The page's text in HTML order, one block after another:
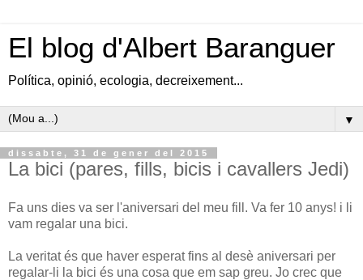
El blog d'Albert Baranguer
Política, opinió, ecologia, decreixement...
▼
dissabte, 31 de gener del 2015
La bici (pares, fills, bicis i cavallers Jedi)
Fa uns dies va ser l'aniversari del meu fill. Va fer 10 anys! i li
vam regalar una bici.
La veritat és que haver esperat fins al desè aniversari per
regalar-li la bici és una cosa que em sap greu. Jo crec que